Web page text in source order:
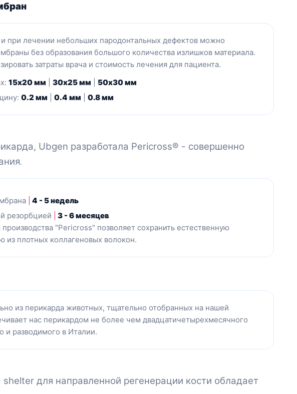
при лечении небольших пародонтальных дефектов можно
без образования большого количества излишков материала.
затраты врача и стоимость лечения для пациента.
15x20 мм 30x25 мм
50x30 мм
0.2 мм 0.4 мм 0.8 мм
Ubgen разработала Pericross® - совершенно
.
4 - 5 недель
резорбцией
3 - 6 месяцев
"Pericross" позволяет сохранить естественную
из плотных коллагеновых волокон.
из перикарда животных, тщательно отобранных на нашей
нас перикардом не более чем двадцатичетырехмесячного
и разводимого в Италии.
для направленной регенерации кости обладает